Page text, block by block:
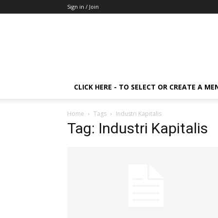
Sign in / Join
CLICK HERE - TO SELECT OR CREATE A
Home Tags Industri Kapitalis
Tag: Industri Kapitalis